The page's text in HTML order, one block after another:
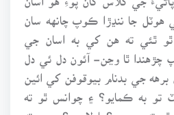
جا ننڍڙا ڪوپ چانهه سان
ٿئي ته هن کي به اسان جي
ٿا وڃن- آئون دل ئي دل
جي بدنام بيوقوفن کي ائين
تو به ڪمايو؟ ۽ چوانس ٿو ته
ته ڇو .. ؟ڇا لاءِ....؟ ويهو ته